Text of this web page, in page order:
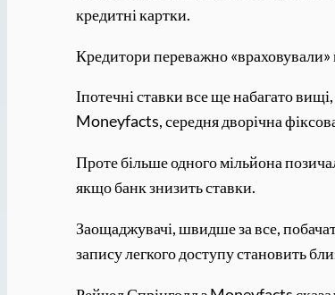
кредитні картки.
Кредитори переважно
Іпотечні ставки все ще набагато
Moneyfacts, середня дворічна
Проте більше одного мільйона
якщо банк знизить ставки.
Заощаджувачі, швидше за все,
запису легкого доступу становить